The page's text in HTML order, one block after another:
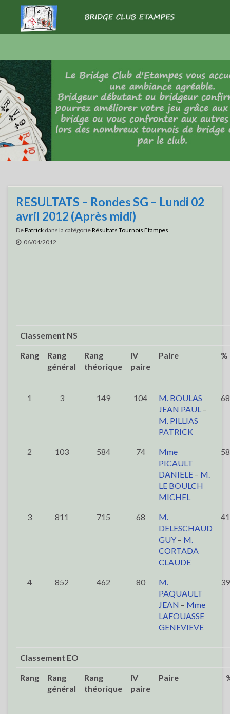
RESULTATS – Rondes SG – Lundi 02
avril 2012 (Après midi)
DePatrick dans la catégorieRésultats Tournois Etampes
06/04/2012
Classement NS
Rang
Rang
général
Rang
théorique
IV
paire
Paire %
1 3 149 104
M. BOULAS
JEAN PAUL –
M. PILLIAS
PATRICK
2 103 584 74
Mme
PICAULT
DANIELE – M.
LE BOULCH
MICHEL
3 811 715 68
M.
DELESCHAUD
GUY – M.
CORTADA
CLAUDE
4 852 462 80
M.
PAQUAULT
JEAN – Mme
LAFOUASSE
GENEVIEVE
Classement EO
Rang
Rang
général
Rang
théorique
IV
paire
Paire